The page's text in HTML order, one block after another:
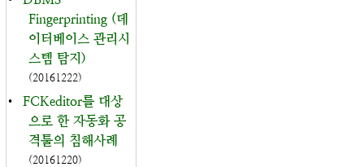
Fingerprinting (데
이터베이스 관리시
스템 탐지)
(20161222)
•
FCKeditor를 대상
으로 한 자동화 공
격툴의 침해사례
(20161220)